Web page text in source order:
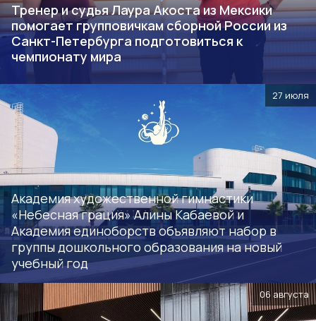
Тренер и судья Лаура Акоста из Мексики
помогает групповичкам сборной России из
Санкт-Петербурга подготовиться к
чемпионату мира
27 июля
Академия художественной гимнастики
«Небесная грация» Алины Кабаевой и
Академия единоборств объявляют набор в
группы дошкольного образования на новый
учебный год
06 августа